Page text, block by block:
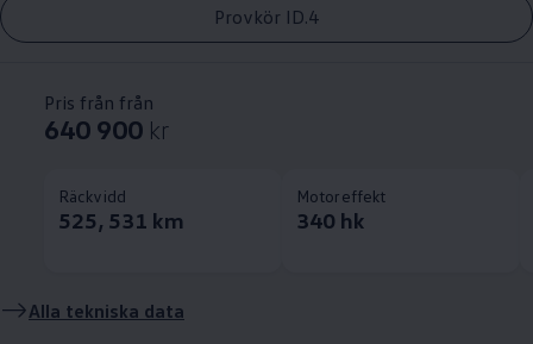
Provkör ID.4
Pris från från
640 900 kr
Räckvidd
525, 531 km
Motoreffekt
340 hk
Alla tekniska data